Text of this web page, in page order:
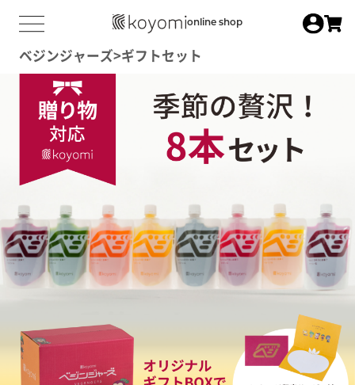
online shop
ベジンジャーズ ギフトセット